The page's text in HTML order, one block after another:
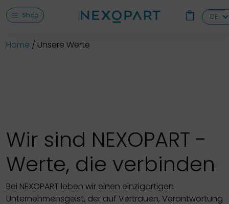
Shop DE
Home Unsere Werte
Wir sind NEXOPART -
Werte, die verbinden
Bei NEXOPART leben wir einen einzigartigen
Unternehmensgeist, der auf Vertrauen, Verantwortung